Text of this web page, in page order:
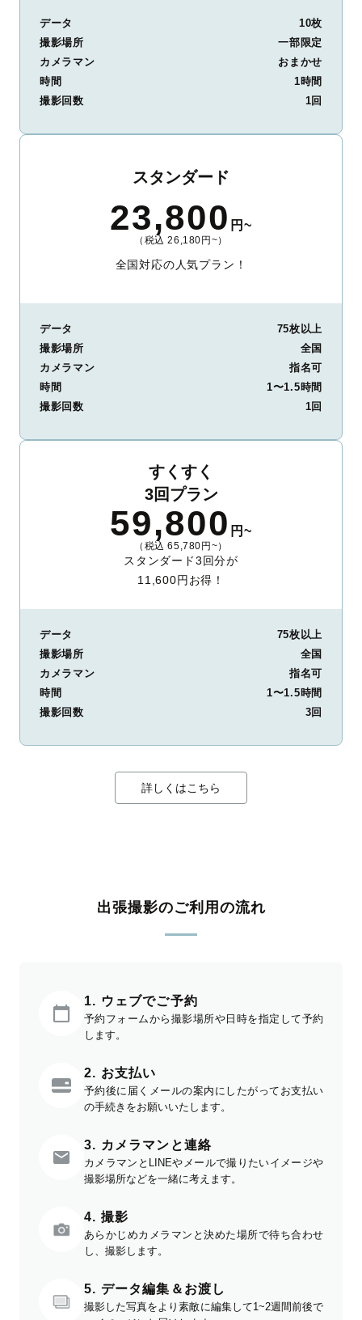
データ
10枚
撮影場所
一部限定
カメラマン
おまかせ
時間
1時間
撮影回数
1回
スタンダード
23,800 円~
（税込 26,180円~）
全国対応の人気プラン！
データ
75枚以上
撮影場所
全国
カメラマン
指名可
時間
1〜1.5時間
撮影回数
1回
すくすく
3回プラン
59,800 円~
（税込 65,780円~）
スタンダード3回分が
11,600円お得！
データ
75枚以上
撮影場所
全国
カメラマン
指名可
時間
1〜1.5時間
撮影回数
3回
詳しくはこちら
出張撮影のご利用の流れ
1. ウェブでご予約
予約フォームから撮影場所や日時を指定して予約
します。
2. お支払い
予約後に届くメールの案内にしたがってお支払い
の手続きをお願いいたします。
3. カメラマンと連絡
カメラマンとLINEやメールで撮りたいイメージや
撮影場所などを一緒に考えます。
4. 撮影
あらかじめカメラマンと決めた場所で待ち合わせ
し、撮影します。
5. データ編集＆お渡し
撮影した写真をより素敵に編集して1~2週間前後で